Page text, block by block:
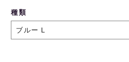
種類